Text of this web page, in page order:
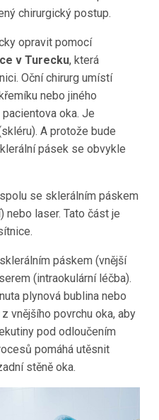
chirurgický postup.
opravit pomocí
v Turecku, která
Oční chirurg umístí
nebo jiného
oka. Je
A protože bude
pásek se obvykle
se sklerálním páskem
nebo laser. Tato část je
páskem (vnější
(intraokulární léčba).
plynová bublina nebo
vnějšího povrchu oka, aby
pod odloučením
pomáhá utěsnit
stěně oka.